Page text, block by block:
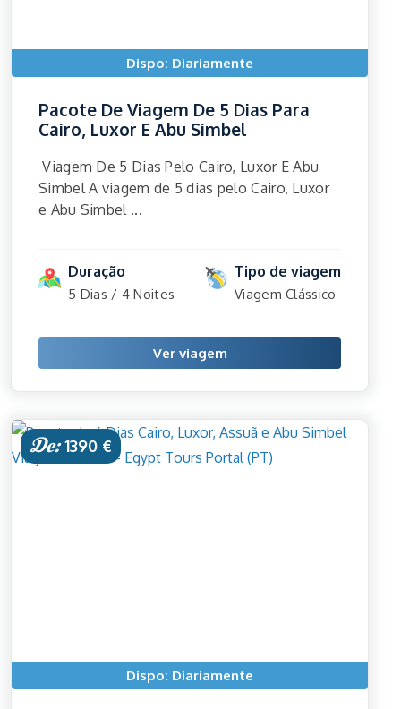
Dispo: Diariamente
Pacote De Viagem De 5 Dias Para
Cairo, Luxor E Abu Simbel
Viagem De 5 Dias Pelo Cairo, Luxor E Abu
Simbel A viagem de 5 dias pelo Cairo, Luxor
e Abu Simbel ...
Duração
5 Dias / 4 Noites
Tipo de viagem
Viagem Clássico
Ver viagem
De:1390 €
Dispo: Diariamente